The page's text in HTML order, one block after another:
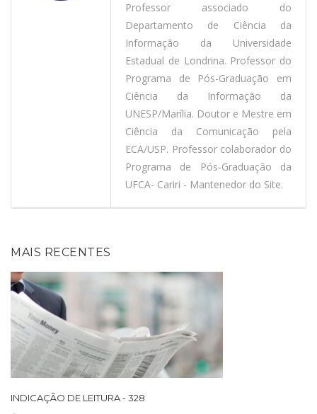
Professor associado do
Departamento de Ciência da
Informação da Universidade
Estadual de Londrina. Professor do
Programa de Pós-Graduação em
Ciência da Informação da
UNESP/Marília. Doutor e Mestre em
Ciência da Comunicação pela
ECA/USP. Professor colaborador do
Programa de Pós-Graduação da
UFCA- Cariri - Mantenedor do Site.
MAIS RECENTES
INDICAÇÃO DE LEITURA - 328